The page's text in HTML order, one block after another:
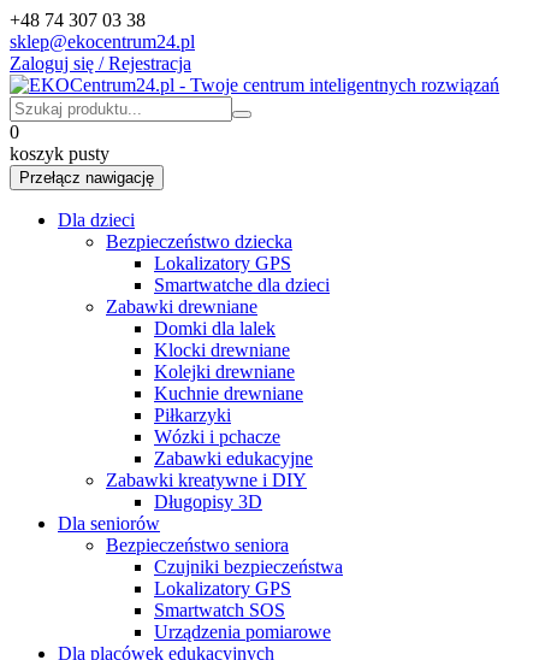
+48 74 307 03 38
sklep@ekocentrum24.pl
Zaloguj się / Rejestracja
0
koszyk pusty
Przełącz nawigację
Dla dzieci
Bezpieczeństwo dziecka
Lokalizatory GPS
Smartwatche dla dzieci
Zabawki drewniane
Domki dla lalek
Klocki drewniane
Kolejki drewniane
Kuchnie drewniane
Piłkarzyki
Wózki i pchacze
Zabawki edukacyjne
Zabawki kreatywne i DIY
Długopisy 3D
Dla seniorów
Bezpieczeństwo seniora
Czujniki bezpieczeństwa
Lokalizatory GPS
Smartwatch SOS
Urządzenia pomiarowe
Dla placówek edukacyjnych